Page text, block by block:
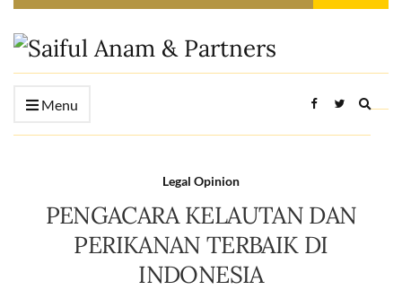
Menu
form
Legal Opinion
PENGACARA KELAUTAN DAN
PERIKANAN TERBAIK DI
INDONESIA